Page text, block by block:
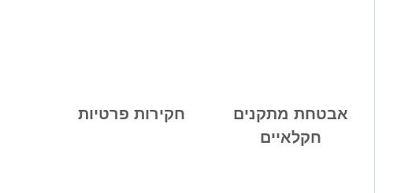
אבטחת מתקנים
חקלאיים
חקירות פרטיות